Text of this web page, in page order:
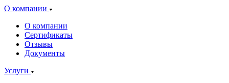
О компании
О компании
Сертификаты
Отзывы
Документы
Услуги